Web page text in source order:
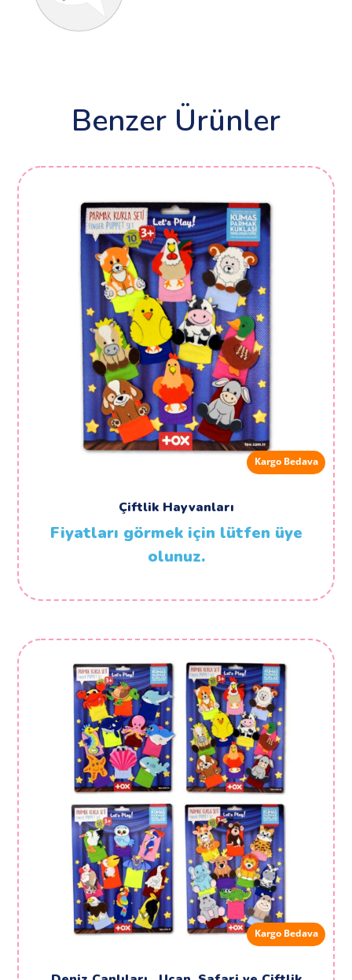
Benzer Ürünler
Kargo Bedava
Çiftlik Hayvanları
Fiyatları görmek için lütfen üye
olunuz.
Kargo Bedava